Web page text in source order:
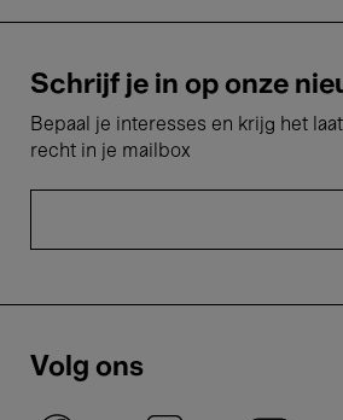
Schrijf je in op onze
Bepaal je interesses en krijg het
recht in je mailbox
Volg ons